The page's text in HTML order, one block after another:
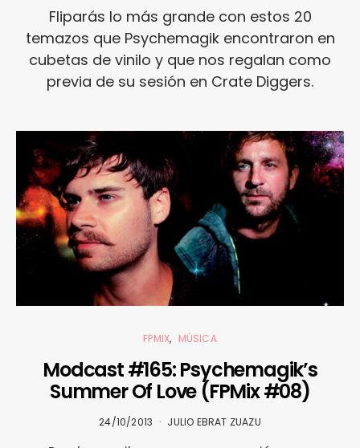
Fliparás lo más grande con estos 20
temazos que Psychemagik encontraron en
cubetas de vinilo y que nos regalan como
previa de su sesión en Crate Diggers.
FPMIX MÚSICA
Modcast #165: Psychemagik’s
Summer Of Love (FPMix #08)
24/10/2013 JULIO EBRAT ZUAZU